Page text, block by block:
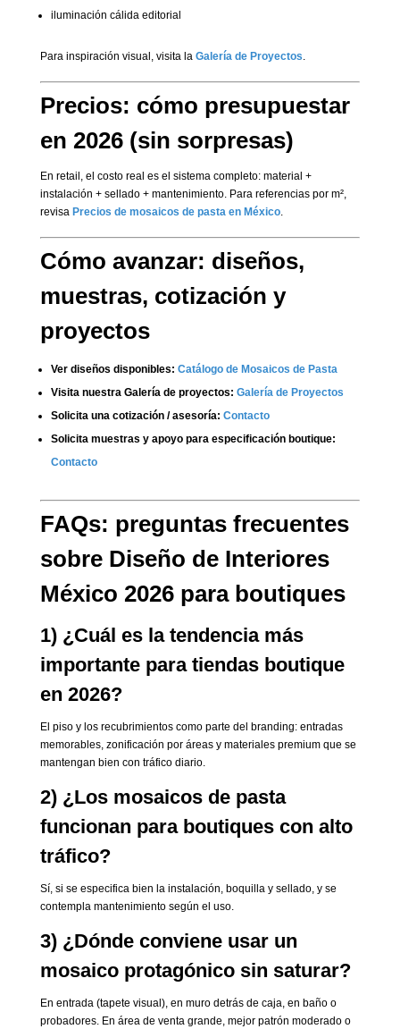
iluminación cálida editorial
Para inspiración visual, visita la Galería de Proyectos.
Precios: cómo presupuestar
en 2026 (sin sorpresas)
En retail, el costo real es el sistema completo: material +
instalación + sellado + mantenimiento. Para referencias por m²,
revisa Precios de mosaicos de pasta en México.
Cómo avanzar: diseños,
muestras, cotización y
proyectos
Ver diseños disponibles: Catálogo de Mosaicos de Pasta
Visita nuestra Galería de proyectos: Galería de Proyectos
Solicita una cotización / asesoría: Contacto
Solicita muestras y apoyo para especificación boutique:
Contacto
FAQs: preguntas frecuentes
sobre Diseño de Interiores
México 2026 para boutiques
1) ¿Cuál es la tendencia más
importante para tiendas boutique
en 2026?
El piso y los recubrimientos como parte del branding: entradas
memorables, zonificación por áreas y materiales premium que se
mantengan bien con tráfico diario.
2) ¿Los mosaicos de pasta
funcionan para boutiques con alto
tráfico?
Sí, si se especifica bien la instalación, boquilla y sellado, y se
contempla mantenimiento según el uso.
3) ¿Dónde conviene usar un
mosaico protagónico sin saturar?
En entrada (tapete visual), en muro detrás de caja, en baño o
probadores. En área de venta grande, mejor patrón moderado o